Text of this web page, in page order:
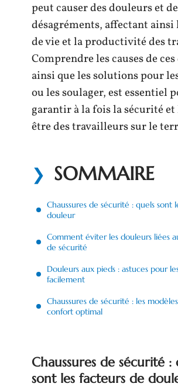
peut causer des douleurs et
désagréments, affectant
de vie et la productivité des
Comprendre les causes de
ainsi que les solutions pour
ou les soulager, est essentiel
garantir à la fois la sécurité
être des travailleurs sur le
SOMMAIRE
Chaussures de sécurité : quels sont
douleur
Comment éviter les douleurs liées
de sécurité
Douleurs aux pieds : astuces pour
facilement
Chaussures de sécurité : les
confort optimal
Chaussures de sécurité :
sont les facteurs de